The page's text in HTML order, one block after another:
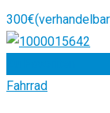
300€
Fahrrad